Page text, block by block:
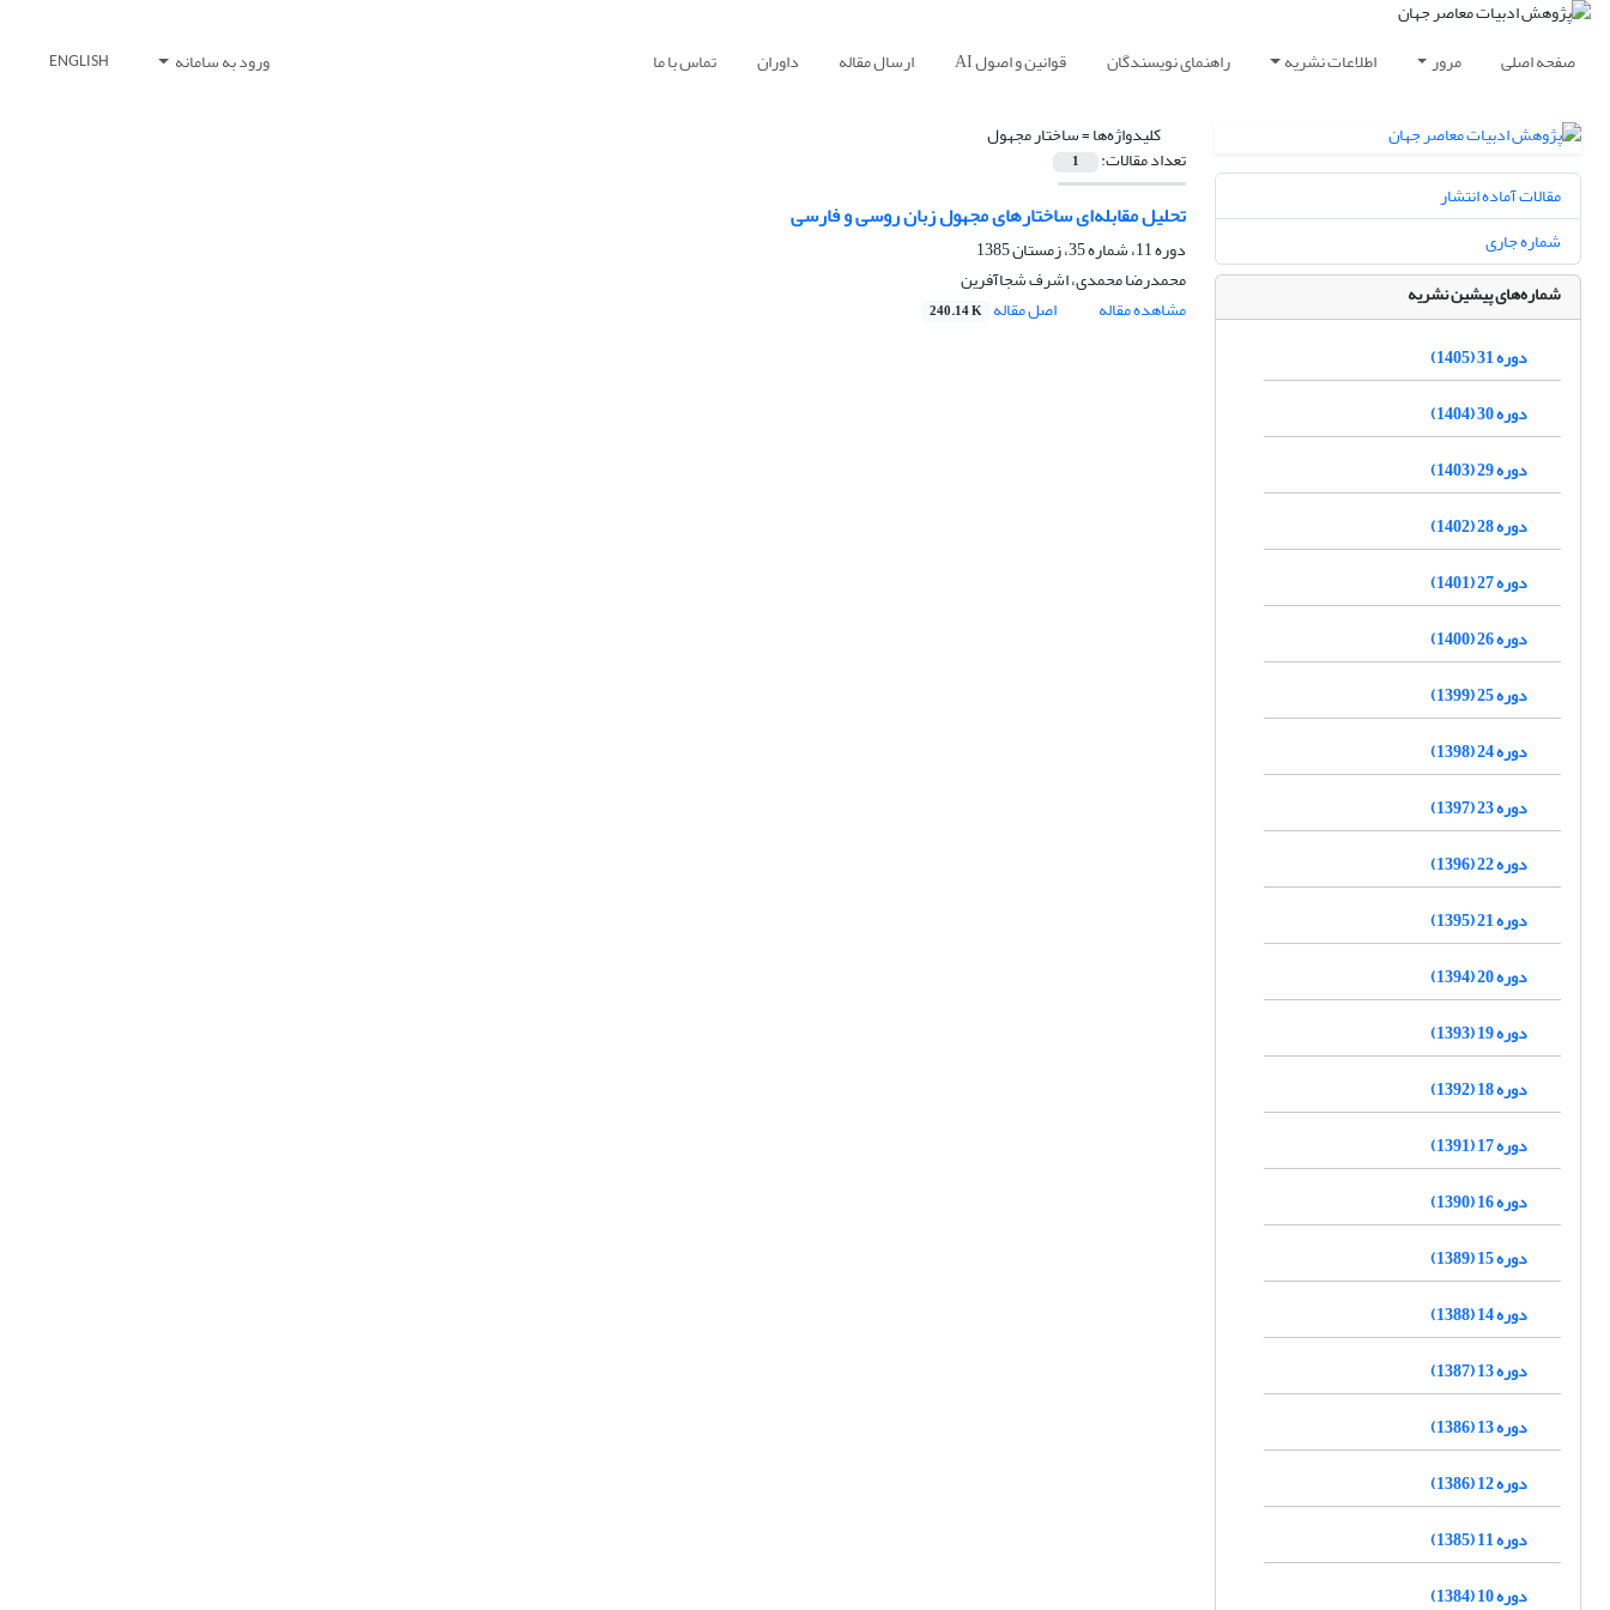
صفحه اصلی مرور اطلاعات نشریه راهنمای نویسندگان قوانین و اصول AI ارسال مقاله داوران تماس با ما ورود به سامانه ENGLISH
کلیدواژه‌ها =ساختار مجهول
تعداد مقالات: 1
تحلیل مقابله‌ای ساختارهای مجهول زبان روسی و فارسی
دوره 11، شماره 35، زمستان 1385
محمدرضا محمدی، اشرف شجاآفرین
مشاهده مقاله
اصل مقاله 240.14 K
مقالات آماده انتشار
شماره جاری
شماره‌های پیشین نشریه
دوره 31 (1405)
دوره 30 (1404)
دوره 29 (1403)
دوره 28 (1402)
دوره 27 (1401)
دوره 26 (1400)
دوره 25 (1399)
دوره 24 (1398)
دوره 23 (1397)
دوره 22 (1396)
دوره 21 (1395)
دوره 20 (1394)
دوره 19 (1393)
دوره 18 (1392)
دوره 17 (1391)
دوره 16 (1390)
دوره 15 (1389)
دوره 14 (1388)
دوره 13 (1387)
دوره 13 (1386)
دوره 12 (1386)
دوره 11 (1385)
دوره 10 (1384)